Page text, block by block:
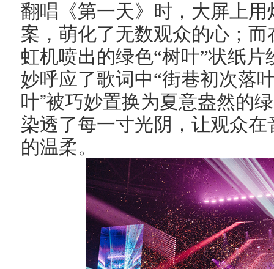
翻唱《第一天》时，大屏上
案，萌化了无数观众的心；
虹机喷出的绿色“树叶”状纸
妙呼应了歌词中“街巷初次落
叶”被巧妙置换为夏意盎然的
染透了每一寸光阴，让观众
的温柔。